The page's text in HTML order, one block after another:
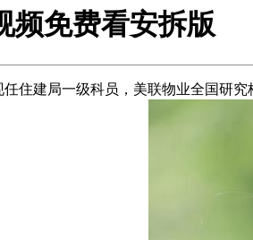
频免费看安拆版
建局一级科员，美联物业全国研